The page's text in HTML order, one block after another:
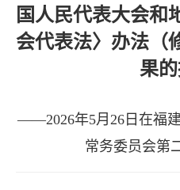
国人民代表大会和
会代表法〉办法（
果
——2026年5月26日在福
常务委员会第